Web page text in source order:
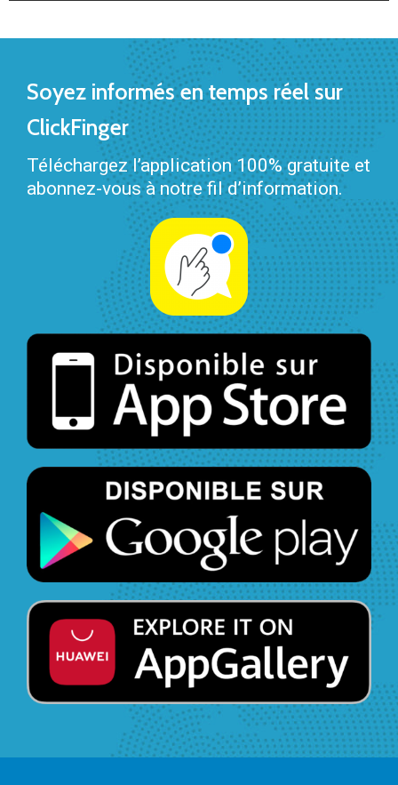
Soyez informés en temps réel sur
ClickFinger
Téléchargez l’application 100% gratuite et
abonnez-vous à notre fil d’information.